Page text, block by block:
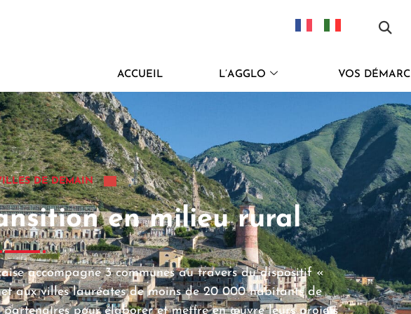
ACCUEIL L’AGGLO VOS
DE DEMAIN
en milieu rural
accompagne 3 communes au travers du dispositif «
aux villes lauréates de moins de 20 000 habitants de
partenaires pour élaborer et mettre en œuvre leurs projets